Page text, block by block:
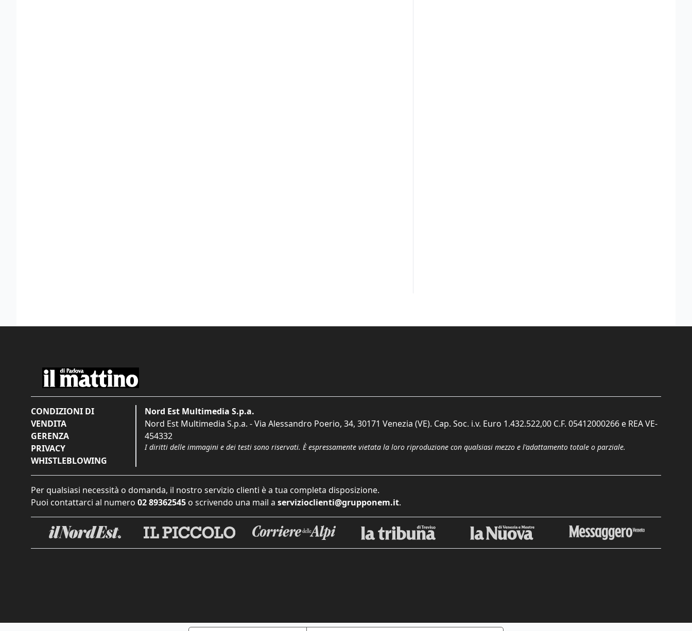
CONDIZIONI DI
VENDITA
GERENZA
PRIVACY
WHISTLEBLOWING
Nord Est Multimedia S.p.a.
Nord Est Multimedia S.p.a. - Via Alessandro Poerio, 34, 30171 Venezia (VE). Cap. Soc. i.v. Euro 1.432.522,00 C.F. 05412000266 e REA VE-
454332
I diritti delle immagini e dei testi sono riservati. È espressamente vietata la loro riproduzione con qualsiasi mezzo e l'adattamento totale o parziale.
Per qualsiasi necessità o domanda, il nostro servizio clienti è a tua completa disposizione.
Puoi contattarci al numero 02 89362545 o scrivendo una mail a servizioclienti@grupponem.it.